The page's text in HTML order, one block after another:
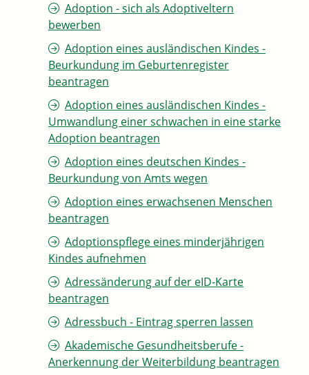
Adoption - sich als Adoptiveltern
bewerben
Adoption eines ausländischen Kindes -
Beurkundung im Geburtenregister
beantragen
Adoption eines ausländischen Kindes -
Umwandlung einer schwachen in eine starke
Adoption beantragen
Adoption eines deutschen Kindes -
Beurkundung von Amts wegen
Adoption eines erwachsenen Menschen
beantragen
Adoptionspflege eines minderjährigen
Kindes aufnehmen
Adressänderung auf der eID-Karte
beantragen
Adressbuch - Eintrag sperren lassen
Akademische Gesundheitsberufe -
Anerkennung der Weiterbildung beantragen